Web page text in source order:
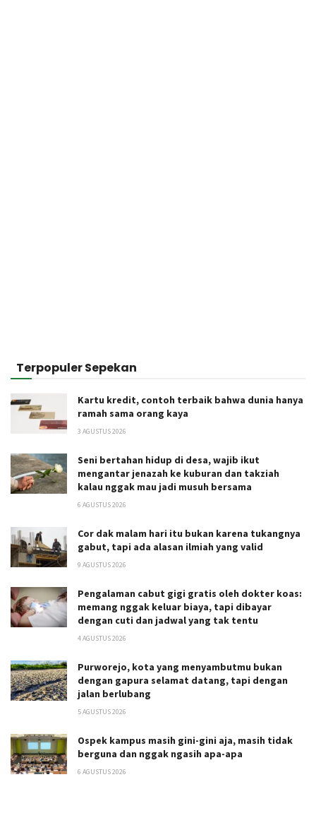
Terpopuler Sepekan
Kartu kredit, contoh terbaik bahwa dunia hanya
ramah sama orang kaya
3 AGUSTUS 2026
Seni bertahan hidup di desa, wajib ikut
mengantar jenazah ke kuburan dan takziah
kalau nggak mau jadi musuh bersama
6 AGUSTUS 2026
Cor dak malam hari itu bukan karena tukangnya
gabut, tapi ada alasan ilmiah yang valid
9 AGUSTUS 2026
Pengalaman cabut gigi gratis oleh dokter koas:
memang nggak keluar biaya, tapi dibayar
dengan cuti dan jadwal yang tak tentu
4 AGUSTUS 2026
Purworejo, kota yang menyambutmu bukan
dengan gapura selamat datang, tapi dengan
jalan berlubang
5 AGUSTUS 2026
Ospek kampus masih gini-gini aja, masih tidak
berguna dan nggak ngasih apa-apa
6 AGUSTUS 2026